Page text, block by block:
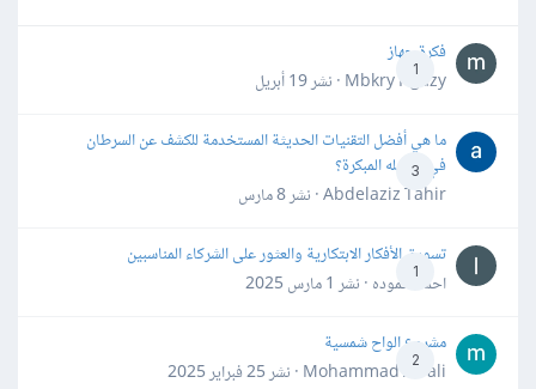
1
فكرة جهاز
Mbkry Hgazy · نشر
19 أبريل
3
ما هي أفضل التقنيات الحديثة المستخدمة للكشف عن السرطان
في مراحله المبكرة؟
Abdelaziz Tahir · نشر
8 مارس
1
تسويق الأفكار الابتكارية والعثور على الشركاء المناسبين
احمد حموده · نشر 1 مارس 2025
2
مشروع الواح شمسية
Mohammad Awali · نشر
25 فبراير 2025